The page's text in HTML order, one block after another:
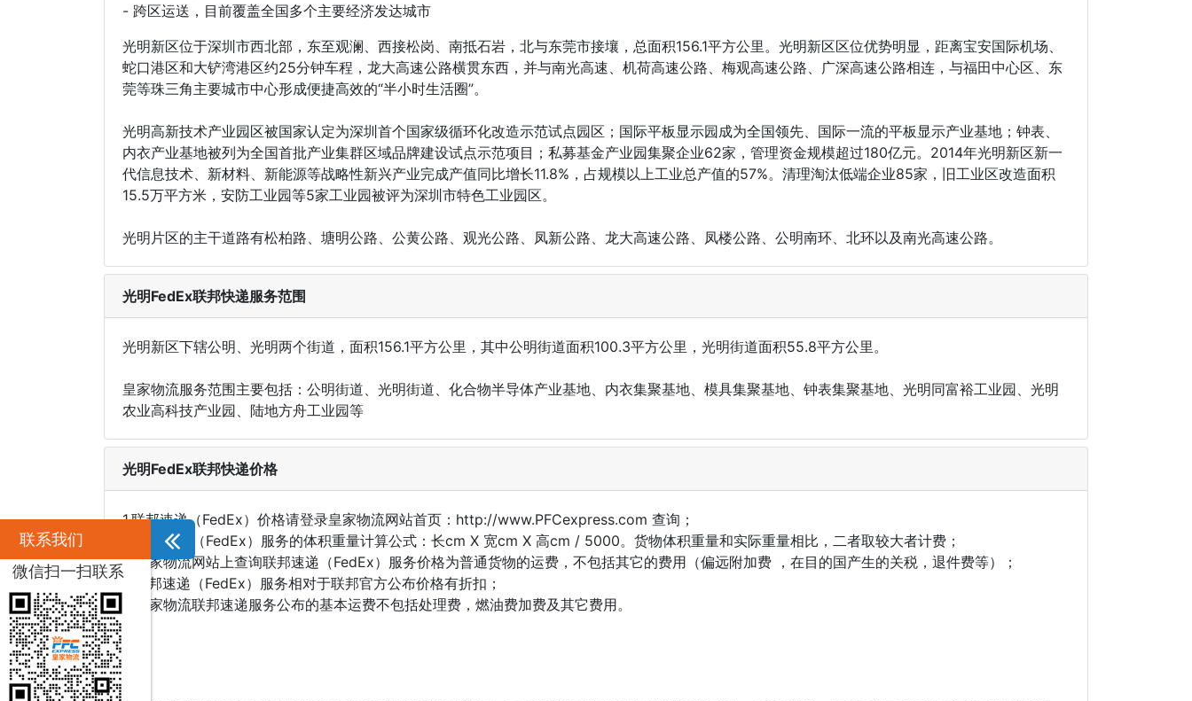
- 跨区运送，目前覆盖全国多个主要经济发达城市
光明新区位于深圳市西北部，东至观澜、西接松岗、南抵石岩，北与东莞市接壤，总面积156.1平方公里。光明新区区位优势明显，距离宝安国际机场、
蛇口港区和大铲湾港区约25分钟车程，龙大高速公路横贯东西，并与南光高速、机荷高速公路、梅观高速公路、广深高速公路相连，与福田中心区、东
莞等珠三角主要城市中心形成便捷高效的“半小时生活圈”。
光明高新技术产业园区被国家认定为深圳首个国家级循环化改造示范试点园区；国际平板显示园成为全国领先、国际一流的平板显示产业基地；钟表、
内衣产业基地被列为全国首批产业集群区域品牌建设试点示范项目；私募基金产业园集聚企业62家，管理资金规模超过180亿元。2014年光明新区新一
代信息技术、新材料、新能源等战略性新兴产业完成产值同比增长11.8%，占规模以上工业总产值的57%。清理淘汰低端企业85家，旧工业区改造面积
15.5万平方米，安防工业园等5家工业园被评为深圳市特色工业园区。
光明片区的主干道路有松柏路、塘明公路、公黄公路、观光公路、凤新公路、龙大高速公路、凤楼公路、公明南环、北环以及南光高速公路。
光明FedEx联邦快递服务范围
光明新区下辖公明、光明两个街道，面积156.1平方公里，其中公明街道面积100.3平方公里，光明街道面积55.8平方公里。
皇家物流服务范围主要包括：公明街道、光明街道、化合物半导体产业基地、内衣集聚基地、模具集聚基地、钟表集聚基地、光明同富裕工业园、光明
农业高科技产业园、陆地方舟工业园等
光明FedEx联邦快递价格
1.联邦速递（FedEx）价格请登录皇家物流网站首页：http://www.PFCexpress.com 查询；
2.联邦速递（FedEx）服务的体积重量计算公式：长cm X 宽cm X 高cm / 5000。货物体积重量和实际重量相比，二者取较大者计费；
3.皇家物流网站上查询联邦速递（FedEx）服务价格为普通货物的运费，不包括其它的费用（偏远附加费 ，在目的国产生的关税，退件费等）；
4.联邦速递（FedEx）服务相对于联邦官方公布价格有折扣；
5.皇家物流联邦速递服务公布的基本运费不包括处理费，燃油费加费及其它费用。
联系我们
微信扫一扫联系